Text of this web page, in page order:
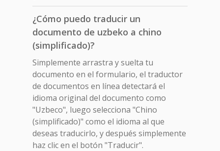
¿Cómo puedo traducir un
documento de uzbeko a chino
(simplificado)?
Simplemente arrastra y suelta tu
documento en el formulario, el traductor
de documentos en línea detectará el
idioma original del documento como
"Uzbeco", luego selecciona "Chino
(simplificado)" como el idioma al que
deseas traducirlo, y después simplemente
haz clic en el botón "Traducir".